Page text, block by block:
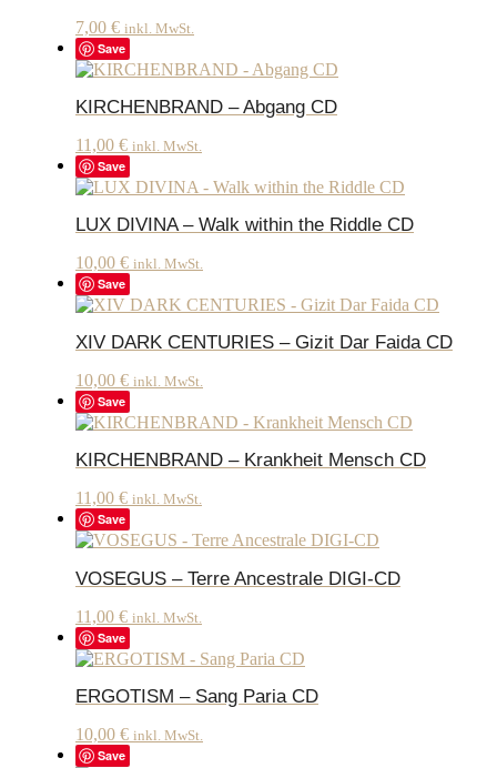
7,00 € inkl. MwSt.
Save
KIRCHENBRAND – Abgang CD
11,00 € inkl. MwSt.
Save
LUX DIVINA – Walk within the Riddle CD
10,00 € inkl. MwSt.
Save
XIV DARK CENTURIES – Gizit Dar Faida CD
10,00 € inkl. MwSt.
Save
KIRCHENBRAND – Krankheit Mensch CD
11,00 € inkl. MwSt.
Save
VOSEGUS – Terre Ancestrale DIGI-CD
11,00 € inkl. MwSt.
Save
ERGOTISM – Sang Paria CD
10,00 € inkl. MwSt.
Save